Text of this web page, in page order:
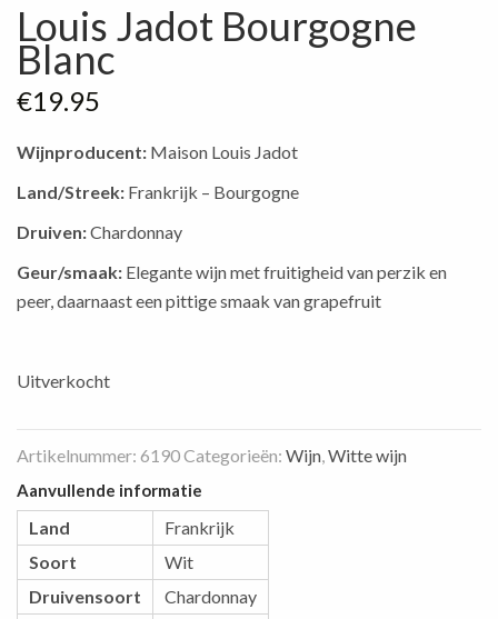
Louis Jadot Bourgogne
Blanc
€19.95
Wijnproducent: Maison Louis Jadot
Land/Streek: Frankrijk – Bourgogne
Druiven:Chardonnay
Geur/smaak: Elegante wijn met fruitigheid van perzik en
peer, daarnaast een pittige smaak van grapefruit
Uitverkocht
Artikelnummer: 6190Categorieën: Wijn,Witte wijn
Aanvullende informatie
Land
Frankrijk
Soort
Wit
Druivensoort
Chardonnay